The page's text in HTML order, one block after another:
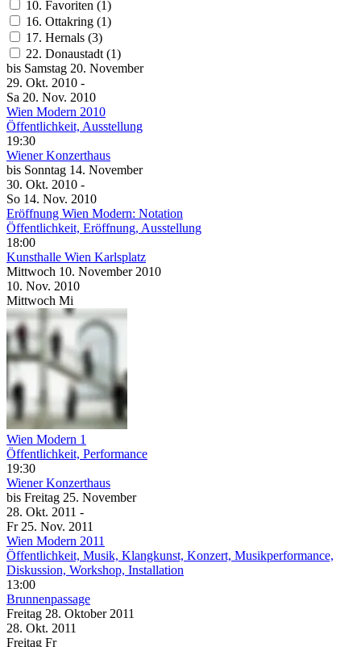
10. Favoriten (1)
16. Ottakring (1)
17. Hernals (3)
22. Donaustadt (1)
bis Samstag 20. November
29. Okt. 2010 -
Sa 20. Nov. 2010
Wien Modern 2010
Öffentlichkeit, Ausstellung
19:30
Wiener Konzerthaus
bis Sonntag 14. November
30. Okt. 2010 -
So 14. Nov. 2010
Eröffnung Wien Modern: Notation
Öffentlichkeit, Eröffnung, Ausstellung
18:00
Kunsthalle Wien Karlsplatz
Mittwoch 10. November 2010
10. Nov. 2010
Mittwoch Mi
Wien Modern 1
Öffentlichkeit, Performance
19:30
Wiener Konzerthaus
bis Freitag 25. November
28. Okt. 2011 -
Fr 25. Nov. 2011
Wien Modern 2011
Öffentlichkeit, Musik, Klangkunst, Konzert, Musikperformance,
Diskussion, Workshop, Installation
13:00
Brunnenpassage
Freitag 28. Oktober 2011
28. Okt. 2011
Freitag Fr